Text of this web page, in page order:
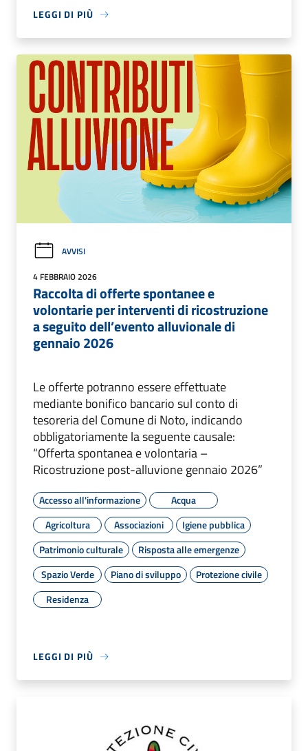
LEGGI DI PIÙ
AVVISI
4 FEBBRAIO 2026
Raccolta di offerte spontanee e
volontarie per interventi di ricostruzione
a seguito dell’evento alluvionale di
gennaio 2026
Le offerte potranno essere effettuate
mediante bonifico bancario sul conto di
tesoreria del Comune di Noto, indicando
obbligatoriamente la seguente causale:
“Offerta spontanea e volontaria –
Ricostruzione post-alluvione gennaio 2026”
Accesso all'informazione
Acqua
Agricoltura
Associazioni
Igiene pubblica
Patrimonio culturale
Risposta alle emergenze
Spazio Verde
Piano di sviluppo
Protezione civile
Residenza
LEGGI DI PIÙ